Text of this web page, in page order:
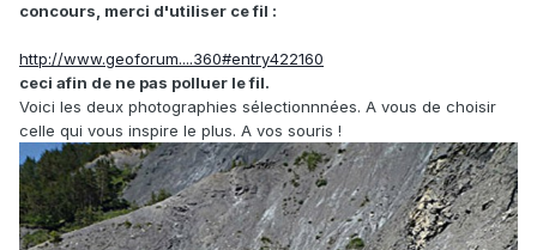
concours, merci d'utiliser ce fil :
http://www.geoforum....360#entry422160
ceci afin de ne pas polluer le fil.
Voici les deux photographies sélectionnnées. A vous de choisir
celle qui vous inspire le plus. A vos souris !